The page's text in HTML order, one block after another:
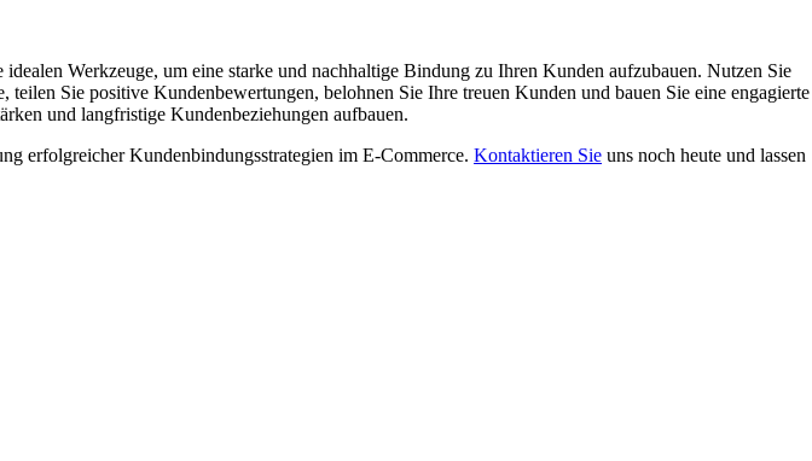
Werkzeuge, um eine starke und nachhaltige Bindung zu Ihren Kunden aufzubauen. Nutzen Sie
Sie positive Kundenbewertungen, belohnen Sie Ihre treuen Kunden und bauen Sie eine engagierte
und langfristige Kundenbeziehungen aufbauen.
erfolgreicher Kundenbindungsstrategien im E-Commerce. Kontaktieren Sie uns noch heute und lassen